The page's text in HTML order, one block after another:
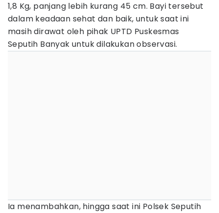
1,8 Kg, panjang lebih kurang 45 cm. Bayi tersebut
dalam keadaan sehat dan baik, untuk saat ini
masih dirawat oleh pihak UPTD Puskesmas
Seputih Banyak untuk dilakukan observasi.
Ia menambahkan, hingga saat ini Polsek Seputih